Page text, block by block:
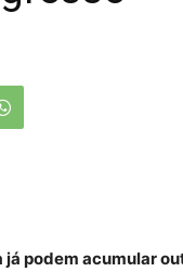
podem acumular